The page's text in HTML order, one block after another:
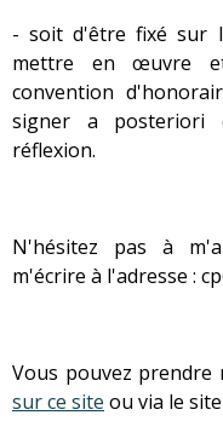
- soit d'être fixé sur
mettre en œuvre
convention
signer a posteriori
réflexion.
N'hésitez pas à
m'écrire à l'adresse :
Vous pouvez prendre
sur ce site ou via le